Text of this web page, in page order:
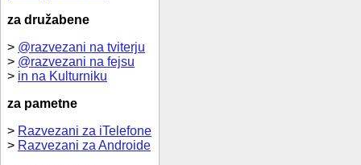
za družabene
> @razvezani na tviterju
> @razvezani na fejsu
> in na Kulturniku
za pametne
> Razvezani za iTelefone
> Razvezani za Androide